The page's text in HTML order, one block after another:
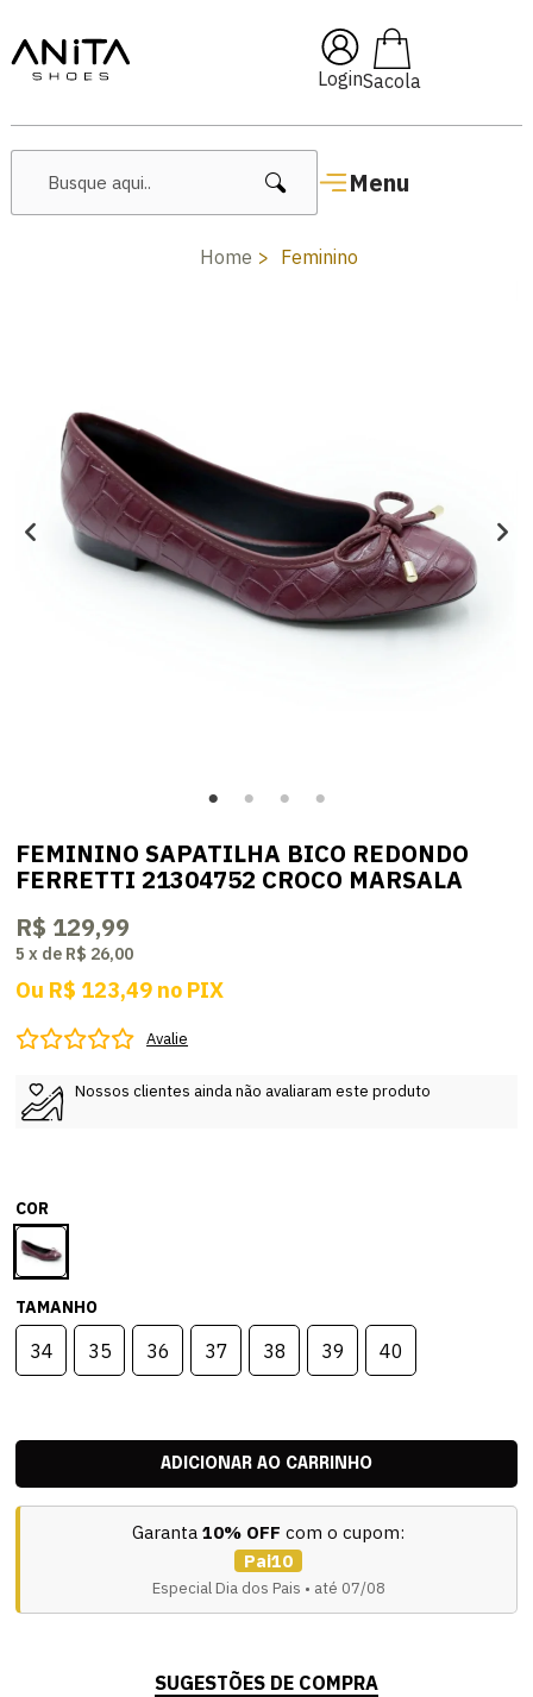
Login
Menu
🔥 Lançamentos Femininos
Home Feminino
FEMININO SAPATILHA BICO REDONDO
FERRETTI 21304752 CROCO MARSALA
R$ 129,99
5 x de R$ 26,00
Ou R$ 123,49 no PIX
Avalie
Nossos clientes ainda não avaliaram este produto
COR
TAMANHO
34 35 36 37 38 39 40
Garanta 10% OFF com o cupom:
Pai10
Especial Dia dos Pais • até 07/08
SUGESTÕES DE COMPRA